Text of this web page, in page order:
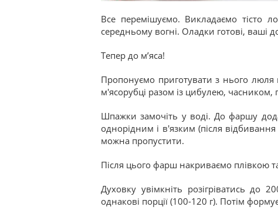
Все перемішуємо. Викладаємо тісто
середньому вогні. Оладки готові, ваші
Тепер до м’яса!
Пропонуємо приготувати з нього
м'ясорубці разом із цибулею,
Шпажки замочіть у воді. До фаршу
однорідним і в'язким (після
можна пропустити.
Після цього фарш накриваємо плівкою
Духовку увімкніть розігріватись до
однакові порції (100-120 г). Потім